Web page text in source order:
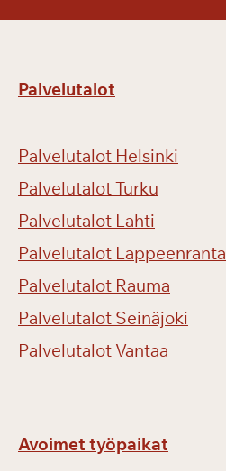
Palvelutalot
Palvelutalot Helsinki
Palvelutalot Turku
Palvelutalot Lahti
Palvelutalot Lappeenranta
Palvelutalot Rauma
Palvelutalot Seinäjoki
Palvelutalot Vantaa
Avoimet työpaikat